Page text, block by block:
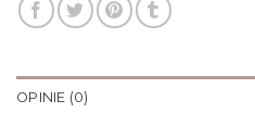
OPINIE (0)